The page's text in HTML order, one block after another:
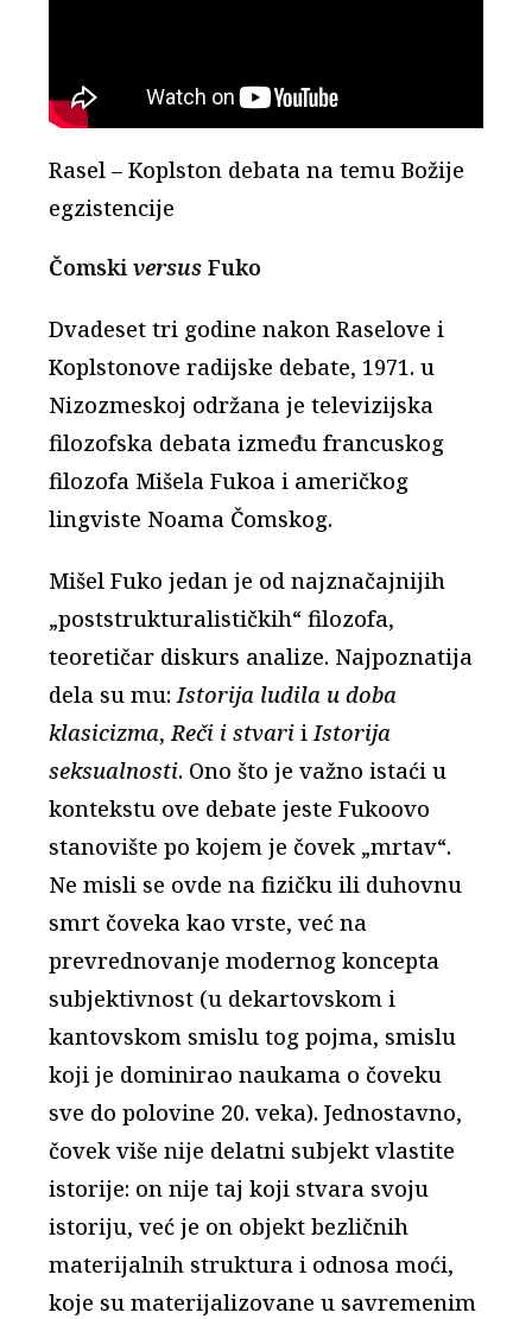
Rasel – Koplston debata na temu Božije
egzistencije
ČomskiversusFuko
Dvadeset tri godine nakon Raselove i
Koplstonove radijske debate, 1971. u
Nizozmeskoj održana je televizijska
filozofska debata između francuskog
filozofa Mišela Fukoa i američkog
lingviste Noama Čomskog.
Mišel Fuko jedan je od najznačajnijih
„poststrukturalističkih“ filozofa,
teoretičar diskurs analize. Najpoznatija
dela su mu:Istorija ludila u doba
klasicizma,Reči i stvari iIstorija
seksualnosti. Ono što je važno istaći u
kontekstu ove debate jeste Fukoovo
stanovište po kojem je čovek „mrtav“.
Ne misli se ovde na fizičku ili duhovnu
smrt čoveka kao vrste, već na
prevrednovanje modernog koncepta
subjektivnost (u dekartovskom i
kantovskom smislu tog pojma, smislu
koji je dominirao naukama o čoveku
sve do polovine 20. veka). Jednostavno,
čovek više nije delatni subjekt vlastite
istorije: on nije taj koji stvara svoju
istoriju, već je on objekt bezličnih
materijalnih struktura i odnosa moći,
koje su materijalizovane u savremenim